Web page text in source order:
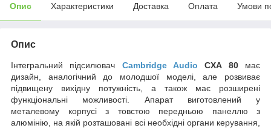
Опис Характеристики Доставка Оплата Умови
Опис
Інтегральний підсилювач Cambridge Audio CXA 80має
дизайн, аналогічний до молодшої моделі, але розвиває
підвищену вихідну потужність, а також має розширені
функціональні можливості. Апарат виготовлений у
металевому корпусі з товстою передньою панеллю з
алюмінію, на якій розташовані всі необхідні органи керування,